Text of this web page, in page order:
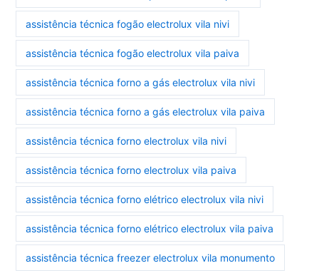
assistência técnica fogão electrolux vila nivi
assistência técnica fogão electrolux vila paiva
assistência técnica forno a gás electrolux vila nivi
assistência técnica forno a gás electrolux vila paiva
assistência técnica forno electrolux vila nivi
assistência técnica forno electrolux vila paiva
assistência técnica forno elétrico electrolux vila nivi
assistência técnica forno elétrico electrolux vila paiva
assistência técnica freezer electrolux vila monumento